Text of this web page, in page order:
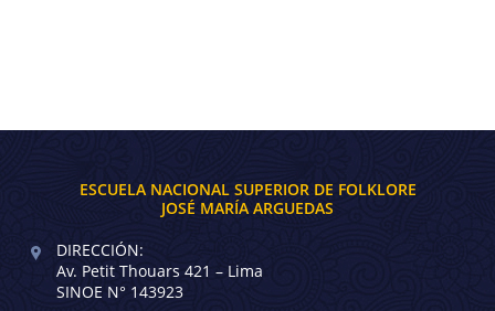
ESCUELA NACIONAL SUPERIOR DE FOLKLORE
JOSÉ MARÍA ARGUEDAS
DIRECCIÓN:
Av. Petit Thouars 421 – Lima
SINOE N° 143923